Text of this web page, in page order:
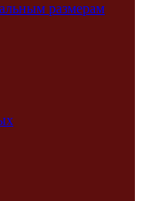
размерам